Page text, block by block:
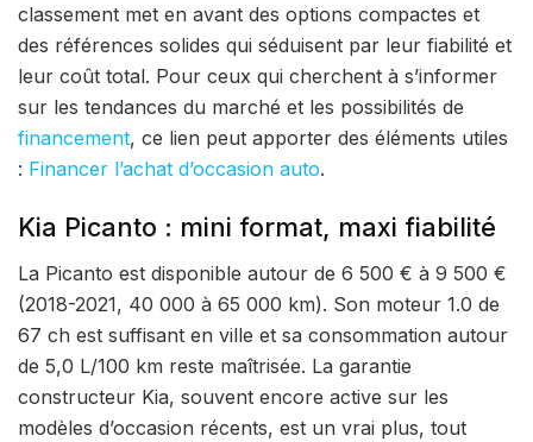
classement met en avant des options compactes et
des références solides qui séduisent par leur fiabilité et
leur coût total. Pour ceux qui cherchent à s’informer
sur les tendances du marché et les possibilités de
financement, ce lien peut apporter des éléments utiles
: Financer l’achat d’occasion auto.
Kia Picanto : mini format, maxi fiabilité
La Picanto est disponible autour de 6 500 € à 9 500 €
(2018-2021, 40 000 à 65 000 km). Son moteur 1.0 de
67 ch est suffisant en ville et sa consommation autour
de 5,0 L/100 km reste maîtrisée. La garantie
constructeur Kia, souvent encore active sur les
modèles d’occasion récents, est un vrai plus, tout